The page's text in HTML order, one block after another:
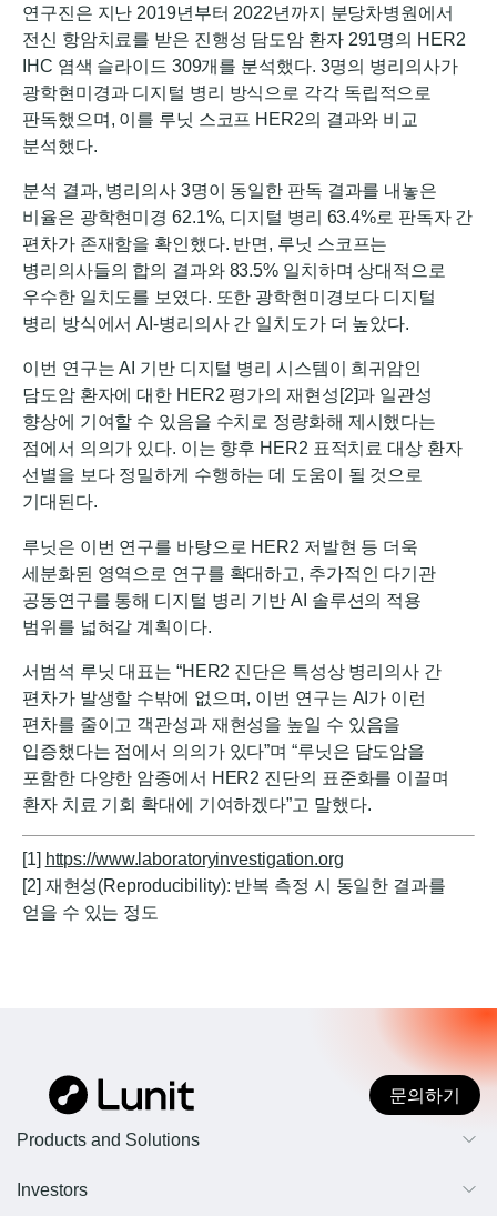
연구진은 지난 2019년부터 2022년까지 분당차병원에서
전신 항암치료를 받은 진행성 담도암 환자 291명의 HER2
IHC 염색 슬라이드 309개를 분석했다. 3명의 병리의사가
광학현미경과 디지털 병리 방식으로 각각 독립적으로
판독했으며, 이를 루닛 스코프 HER2의 결과와 비교
분석했다.
분석 결과, 병리의사 3명이 동일한 판독 결과를 내놓은
비율은 광학현미경 62.1%, 디지털 병리 63.4%로 판독자 간
편차가 존재함을 확인했다. 반면, 루닛 스코프는
병리의사들의 합의 결과와 83.5% 일치하며 상대적으로
우수한 일치도를 보였다. 또한 광학현미경보다 디지털
병리 방식에서 AI-병리의사 간 일치도가 더 높았다.
이번 연구는 AI 기반 디지털 병리 시스템이 희귀암인
담도암 환자에 대한 HER2 평가의 재현성[2]과 일관성
향상에 기여할 수 있음을 수치로 정량화해 제시했다는
점에서 의의가 있다. 이는 향후 HER2 표적치료 대상 환자
선별을 보다 정밀하게 수행하는 데 도움이 될 것으로
기대된다.
루닛은 이번 연구를 바탕으로 HER2 저발현 등 더욱
세분화된 영역으로 연구를 확대하고, 추가적인 다기관
공동연구를 통해 디지털 병리 기반 AI 솔루션의 적용
범위를 넓혀갈 계획이다.
서범석 루닛 대표는 “HER2 진단은 특성상 병리의사 간
편차가 발생할 수밖에 없으며, 이번 연구는 AI가 이런
편차를 줄이고 객관성과 재현성을 높일 수 있음을
입증했다는 점에서 의의가 있다”며 “루닛은 담도암을
포함한 다양한 암종에서 HER2 진단의 표준화를 이끌며
환자 치료 기회 확대에 기여하겠다”고 말했다.
[1] https://www.laboratoryinvestigation.org
[2] 재현성(Reproducibility): 반복 측정 시 동일한 결과를
얻을 수 있는 정도
문의하기
Products and Solutions
AI 영상진단
Investors